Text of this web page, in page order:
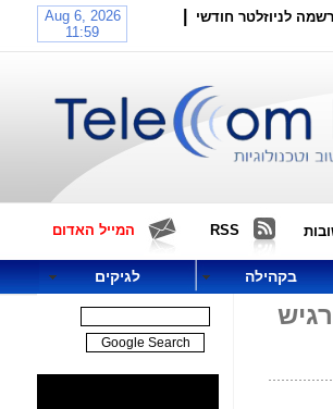
לניוזלטר חודשי
RSS המייל האדום
בקהילה לגיקים